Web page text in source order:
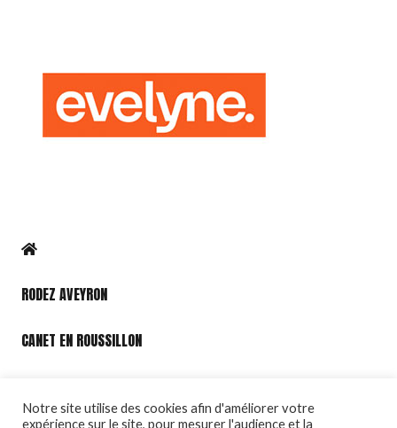
RODEZ AVEYRON
CANET EN ROUSSILLON
Notre site utilise des cookies afin d'améliorer votre
expérience sur le site, pour mesurer l'audience et la